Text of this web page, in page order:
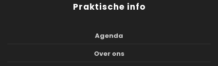
Praktische info
Agenda
Over ons